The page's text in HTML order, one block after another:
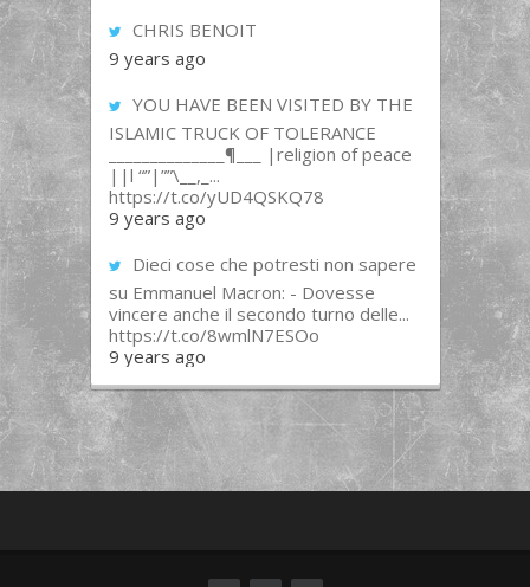
CHRIS BENOIT
9 years ago
YOU HAVE BEEN VISITED BY THE
ISLAMIC TRUCK OF TOLERANCE
______________¶___ |religion of peace
||l “”|””\__,_...
https://t.co/yUD4QSKQ78
9 years ago
Dieci cose che potresti non sapere
su Emmanuel Macron: - Dovesse
vincere anche il secondo turno delle...
https://t.co/8wmlN7ESOo
9 years ago